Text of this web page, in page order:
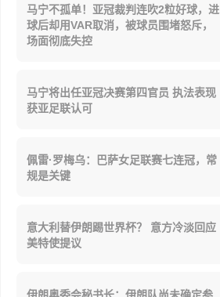
马宁不孤单！亚冠裁判连吹2粒好球，进
球后却用VAR取消，被球员围堵怒斥，
场面彻底失控
马宁将出任亚冠决赛第四官员 执法表现
获亚足联认可
佩雷·罗梅乌：巴萨女足联赛七连冠，常
规是关键
意大利替伊朗踢世界杯？ 意方冷淡回应
美特使提议